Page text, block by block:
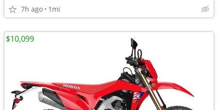
7h ago 1mi
$10,099